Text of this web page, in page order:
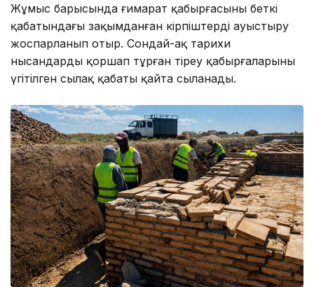
Жұмыс барысында ғимарат қабырғасының беткі
қабатындағы зақымданған кірпіштерді ауыстыру
жоспарланып отыр. Сондай-ақ тарихи
нысандарды қоршап тұрған тіреу қабырғаларының
үгітілген сылақ қабаты қайта сыланады.